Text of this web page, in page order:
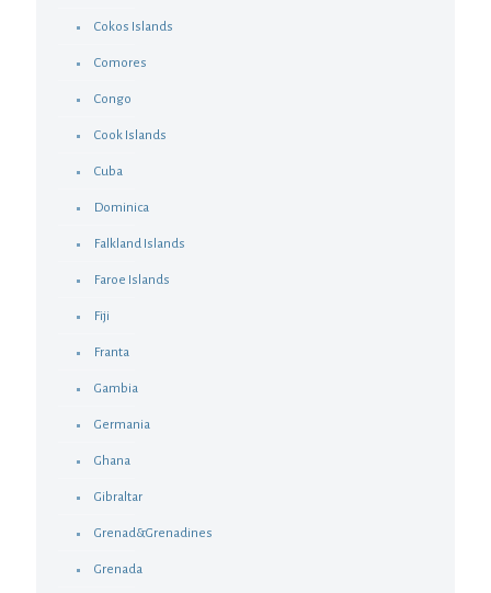
Cokos Islands
Comores
Congo
Cook Islands
Cuba
Dominica
Falkland Islands
Faroe Islands
Fiji
Franta
Gambia
Germania
Ghana
Gibraltar
Grenad&Grenadines
Grenada